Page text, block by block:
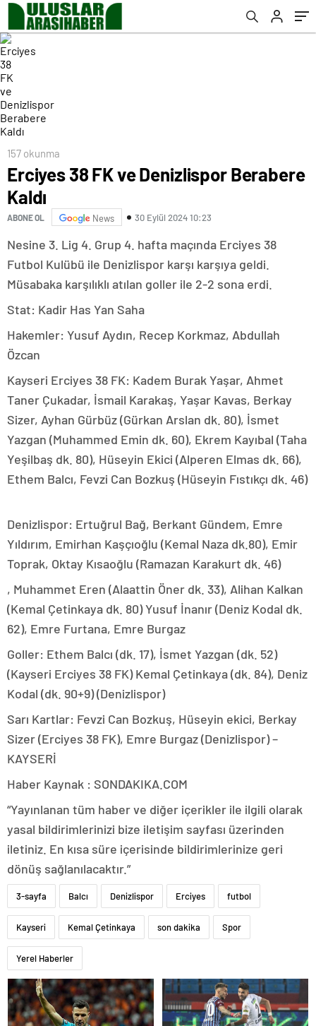
157 okunma
Erciyes 38 FK ve Denizlispor Berabere
Kaldı
ABONE OL News 30 Eylül 2024 10:23
Nesine 3. Lig 4. Grup 4. hafta maçında Erciyes 38
Futbol Kulübü ile Denizlispor karşı karşıya geldi.
Müsabaka karşılıklı atılan goller ile 2-2 sona erdi.
Stat: Kadir Has Yan Saha
Hakemler: Yusuf Aydın, Recep Korkmaz, Abdullah
Özcan
Kayseri Erciyes 38 FK: Kadem Burak Yaşar, Ahmet
Taner Çukadar, İsmail Karakaş, Yaşar Kavas, Berkay
Sizer, Ayhan Gürbüz (Gürkan Arslan dk. 80), İsmet
Yazgan (Muhammed Emin dk. 60), Ekrem Kayıbal (Taha
Yeşilbaş dk. 80), Hüseyin Ekici (Alperen Elmas dk. 66),
Ethem Balcı, Fevzi Can Bozkuş (Hüseyin Fıstıkçı dk. 46)
Denizlispor: Ertuğrul Bağ, Berkant Gündem, Emre
Yıldırım, Emirhan Kaşçıoğlu (Kemal Naza dk.80), Emir
Toprak, Oktay Kısaoğlu (Ramazan Karakurt dk. 46)
, Muhammet Eren (Alaattin Öner dk. 33), Alihan Kalkan
(Kemal Çetinkaya dk. 80) Yusuf İnanır (Deniz Kodal dk.
62), Emre Furtana, Emre Burgaz
Goller: Ethem Balcı (dk. 17), İsmet Yazgan (dk. 52)
(Kayseri Erciyes 38 FK) Kemal Çetinkaya (dk. 84), Deniz
Kodal (dk. 90+9) (Denizlispor)
Sarı Kartlar: Fevzi Can Bozkuş, Hüseyin ekici, Berkay
Sizer (Erciyes 38 FK), Emre Burgaz (Denizlispor) –
KAYSERİ
Haber Kaynak : SONDAKIKA.COM
“Yayınlanan tüm haber ve diğer içerikler ile ilgili olarak
yasal bildirimlerinizi bize iletişim sayfası üzerinden
iletiniz. En kısa süre içerisinde bildirimlerinize geri
dönüş sağlanılacaktır.”
3-sayfa Balcı Denizlispor Erciyes futbol
Kayseri Kemal Çetinkaya son dakika Spor
Yerel Haberler